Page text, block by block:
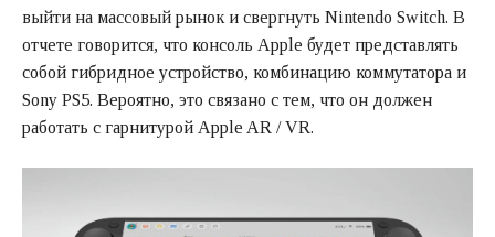
выйти на массовый рынок и свергнуть Nintendo Switch. В
отчете говорится, что консоль Apple будет представлять
собой гибридное устройство, комбинацию коммутатора и
Sony PS5. Вероятно, это связано с тем, что он должен
работать с гарнитурой Apple AR / VR.